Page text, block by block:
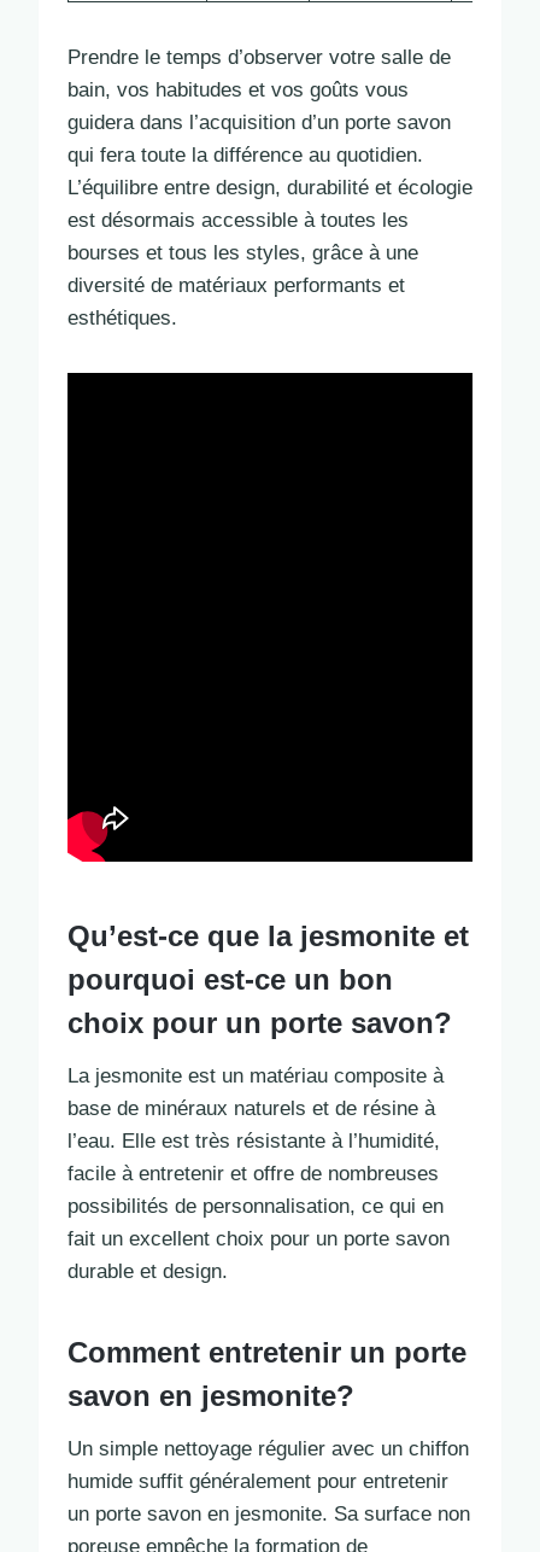
Prendre le temps d’observer votre salle de
bain, vos habitudes et vos goûts vous
guidera dans l’acquisition d’un porte savon
qui fera toute la différence au quotidien.
L’équilibre entre design, durabilité et écologie
est désormais accessible à toutes les
bourses et tous les styles, grâce à une
diversité de matériaux performants et
esthétiques.
Qu’est-ce que la jesmonite et
pourquoi est-ce un bon
choix pour un porte savon?
La jesmonite est un matériau composite à
base de minéraux naturels et de résine à
l’eau. Elle est très résistante à l’humidité,
facile à entretenir et offre de nombreuses
possibilités de personnalisation, ce qui en
fait un excellent choix pour un porte savon
durable et design.
Comment entretenir un porte
savon en jesmonite?
Un simple nettoyage régulier avec un chiffon
humide suffit généralement pour entretenir
un porte savon en jesmonite. Sa surface non
poreuse empêche la formation de